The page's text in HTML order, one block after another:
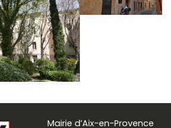
Mairie d’Aix-en-Provence